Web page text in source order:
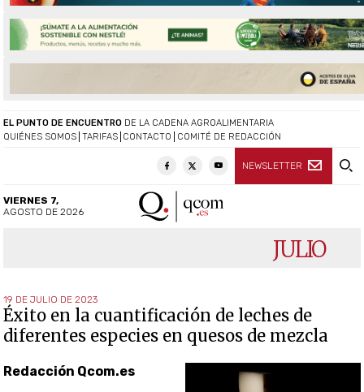
QUIÉNES SOMOS TARIFAS CONTACTO COMITÉ DE REDACCIÓN
NEWSLETTER
EL PUNTO DE ENCUENTRO DE LA CADENA AGROALIMENTARIA
VIERNES 7,
AGOSTO DE 2026
JULIO
19 DE JULIO DE 2023
Éxito en la cuantificación de leches de
diferentes especies en quesos de mezcla
Redacción Qcom.es